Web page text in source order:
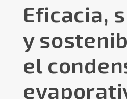
Eficacia,
y
el